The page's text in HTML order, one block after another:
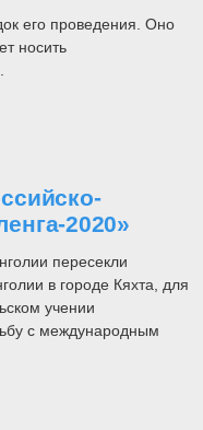
его проведения. Оно
носить
2020»
пересекли
в городе Кяхта, для
учении
с международным